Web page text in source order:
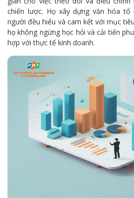
chiến lược. Họ xây dựng văn hóa
người đều hiểu và cam kết với mục
họ không ngừng học hỏi và cải tiến
hợp với thực tế kinh doanh.